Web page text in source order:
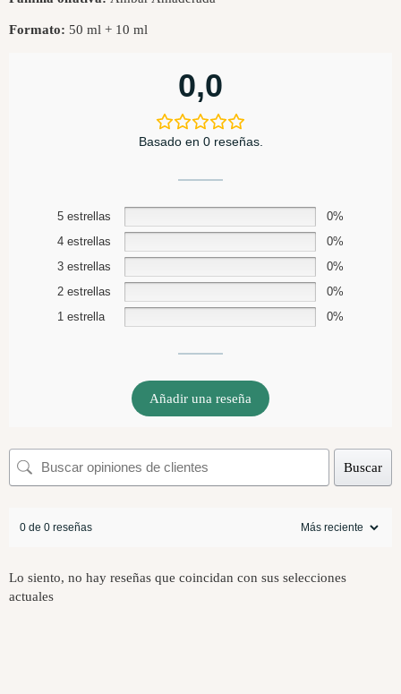
Formato: 50 ml + 10 ml
0,0
Basado en 0 reseñas.
5 estrellas
0%
4 estrellas
0%
3 estrellas
0%
2 estrellas
0%
1 estrella
0%
Añadir una reseña
Buscar
0 de 0 reseñas
Lo siento, no hay reseñas que coincidan con sus selecciones
actuales